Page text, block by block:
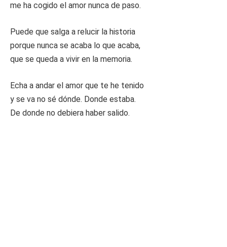
me ha cogido el amor nunca de paso.
Puede que salga a relucir la historia
porque nunca se acaba lo que acaba,
que se queda a vivir en la memoria.
Echa a andar el amor que te he tenido
y se va no sé dónde. Donde estaba.
De donde no debiera haber salido.